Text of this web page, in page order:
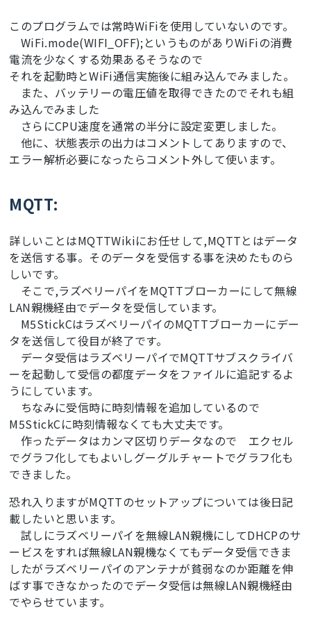
このプログラムでは常時WiFiを使用していないのです。
WiFi.mode(WIFI_OFF);というものがありWiFiの消費
電流を少なくする効果あるそうなので
それを起動時とWiFi通信実施後に組み込んでみました。
また、バッテリーの電圧値を取得できたのでそれも組
み込んでみました
さらにCPU速度を通常の半分に設定変更しました。
他に、状態表示の出力はコメントしてありますので、
エラー解析必要になったらコメント外して使います。
MQTT:
詳しいことはMQTTWikiにお任せして,MQTTとはデータ
を送信する事。そのデータを受信する事を決めたものら
しいです。
そこで,ラズベリーパイをMQTTブローカーにして無線
LAN親機経由でデータを受信しています。
M5StickCはラズベリーパイのMQTTブローカーにデー
タを送信して役目が終了です。
データ受信はラズベリーパイでMQTTサブスクライバ
ーを起動して受信の都度データをファイルに追記するよ
うにしています。
ちなみに受信時に時刻情報を追加しているので
M5StickCに時刻情報なくても大丈夫です。
作ったデータはカンマ区切りデータなので エクセル
でグラフ化してもよいしグーグルチャートでグラフ化も
できました。
恐れ入りますがMQTTのセットアップについては後日記
載したいと思います。
試しにラズベリーパイを無線LAN親機にしてDHCPのサ
ービスをすれば無線LAN親機なくてもデータ受信できま
したがラズベリーパイのアンテナが貧弱なのか距離を伸
ばす事できなかったのでデータ受信は無線LAN親機経由
でやらせています。